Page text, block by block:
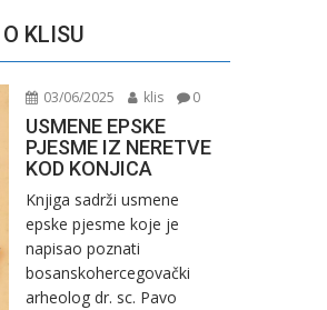
KLISU
03/06/2025 klis 0
USMENE EPSKE
PJESME IZ NERETVE
KOD KONJICA
Knjiga sadrži usmene
epske pjesme koje je
napisao poznati
bosanskohercegovački
arheolog dr. sc. Pavo